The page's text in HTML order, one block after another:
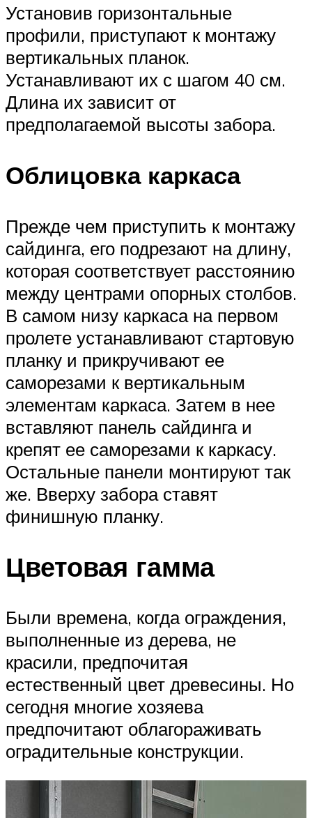
Установив горизонтальные
профили, приступают к монтажу
вертикальных планок.
Устанавливают их с шагом 40 см.
Длина их зависит от
предполагаемой высоты забора.
Облицовка каркаса
Прежде чем приступить к монтажу
сайдинга, его подрезают на длину,
которая соответствует расстоянию
между центрами опорных столбов.
В самом низу каркаса на первом
пролете устанавливают стартовую
планку и прикручивают ее
саморезами к вертикальным
элементам каркаса. Затем в нее
вставляют панель сайдинга и
крепят ее саморезами к каркасу.
Остальные панели монтируют так
же. Вверху забора ставят
финишную планку.
Цветовая гамма
Были времена, когда ограждения,
выполненные из дерева, не
красили, предпочитая
естественный цвет древесины. Но
сегодня многие хозяева
предпочитают облагораживать
оградительные конструкции.